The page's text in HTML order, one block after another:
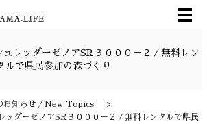
メ
レッダーゼノアSR３０００－２／無料レン
ルで県民参加の森づくり
お知らせ／New Topics
ッダーゼノアSR３０００－２／無料レンタルで県民